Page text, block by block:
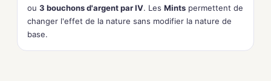
ou 3 bouchons d'argent par IV. Les Mints permettent de
changer l'effet de la nature sans modifier la nature de
base.